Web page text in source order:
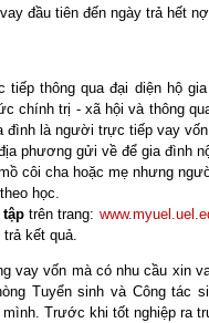
đầu tiên đến ngày trả hết
thông qua đại diện hộ
chính trị - xã hội và thông
đình là người trực tiếp vay
phương gửi về để gia đình
côi cha hoặc mẹ nhưng
học.
tậptrên trang:
kết quả.
vay vốn mà có nhu cầu xin
Tuyển sinh và Công tác
Trước khi tốt nghiệp ra